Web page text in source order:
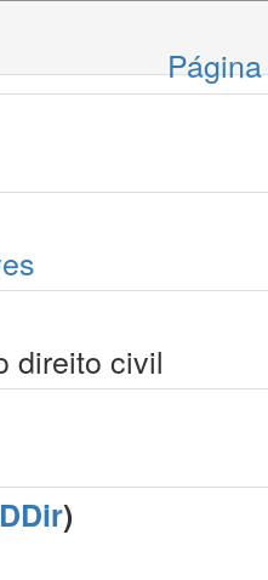
direito civil
)